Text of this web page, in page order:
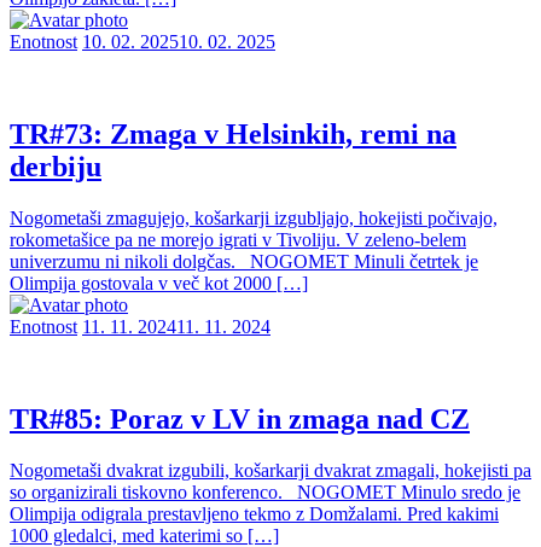
Enotnost 10. 02. 202510. 02. 2025
TR#73: Zmaga v Helsinkih, remi na
derbiju
Nogometaši zmagujejo, košarkarji izgubljajo, hokejisti počivajo,
rokometašice pa ne morejo igrati v Tivoliju. V zeleno-belem
univerzumu ni nikoli dolgčas. NOGOMET Minuli četrtek je
Olimpija gostovala v več kot 2000 […]
Enotnost 11. 11. 202411. 11. 2024
TR#85: Poraz v LV in zmaga nad CZ
Nogometaši dvakrat izgubili, košarkarji dvakrat zmagali, hokejisti pa
so organizirali tiskovno konferenco. NOGOMET Minulo sredo je
Olimpija odigrala prestavljeno tekmo z Domžalami. Pred kakimi
1000 gledalci, med katerimi so […]